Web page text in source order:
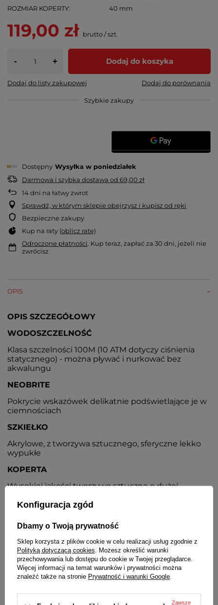
ROZMIAR KOPERTY
40 mm
119,00 zł brutto/szt.
- + Dodaj do koszyka
Dodaj do listy zakupowej Dodaj do porównania
Szybkie zakupy
Dostępny Wysyłka w poniedziałek
Darmowa i szybka dostawa od 69,00 zł
14dni na łatwy zwrot
Sprawdź, w którym sklepie obejrzysz i kupisz od ręki
Bezpieczne zakupy
Kup na raty (oblicz ratę)
Odroczone płatności. Kup teraz, zapłać za 30 dni, jeżeli nie
zwrócisz
OPIS
OPIS SZCZEGÓŁOWY
WODOSZCZELNOŚĆ
Klasa szczelności 100M (10 ATM dotyczy ciśnienia
statycznego) - można pływać i nurkować bez
akwalungu
NEOBRITE
Pokrycie wskazówek delikatnie podświetlające je w
ciemnościach
SZKIEŁKO
Akrylowe, z tworzywa sztucznego, sferyczne lekko
wypukłe
KOPERTA
Wysokiej jakości tworzywo sztuczne o dużej
Tworzywo sztuczne w kolorze niebieskim, metalowa
klamerka w kolorze srebrnym
ZAPIĘCIE
Klasyczne na sprzączkę
Konfiguracja zgód
Dbamy o Twoją prywatność
Sklep korzysta z plików cookie w celu realizacji usług zgodnie z
Polityką dotyczącą cookies . Możesz określić warunki
przechowywania lub dostępu do cookie w Twojej przeglądarce.
Więcej informacji na temat warunków i prywatności można
znaleźć także na stronie Prywatność i warunki Google
Zawsze